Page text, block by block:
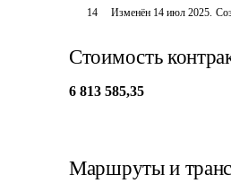
14 Изменён 14 июл 2025.
Стоимость
6 813 585,35
Маршруты и